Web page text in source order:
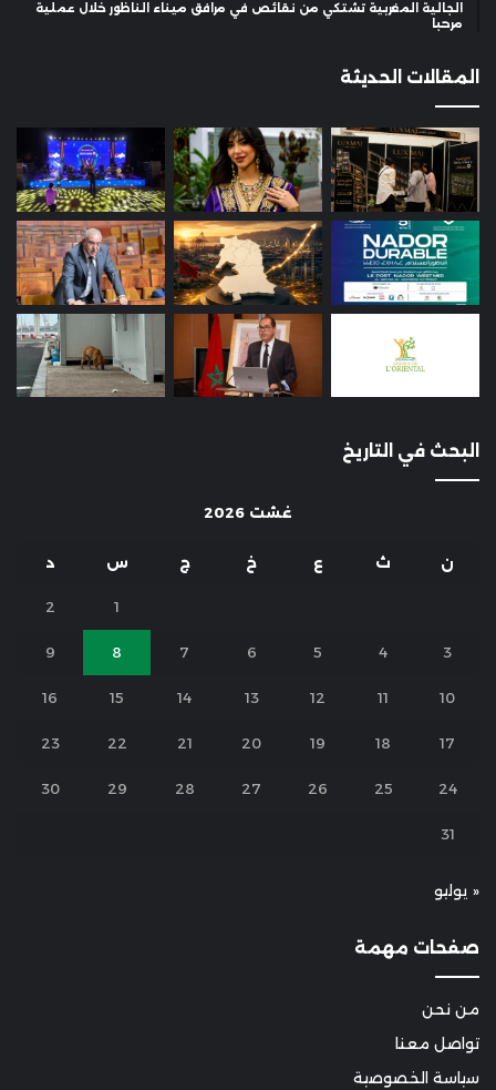
الجالية المغربية تشتكي من نقائص في مرافق ميناء الناظور خلال عملية
مرحبا
المقالات الحديثة
البحث في التاريخ
غشت 2026
ن ث ع خ ج س د
1
2
3
4
5
6
7
8
9
10
11
12
13
14
15
16
17
18
19
20
21
22
23
24
25
26
27
28
29
30
31
« يوليو
صفحات مهمة
من نحن
تواصل معنا
سياسة الخصوصية